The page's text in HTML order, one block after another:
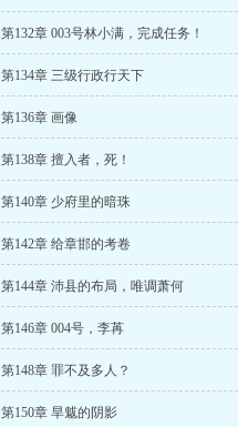
第132章 003号林小满，完成任务！
第134章 三级行政行天下
第136章 画像
第138章 擅入者，死！
第140章 少府里的暗珠
第142章 给章邯的考卷
第144章 沛县的布局，唯调萧何
第146章 004号，李苒
第148章 罪不及多人？
第150章 旱魃的阴影